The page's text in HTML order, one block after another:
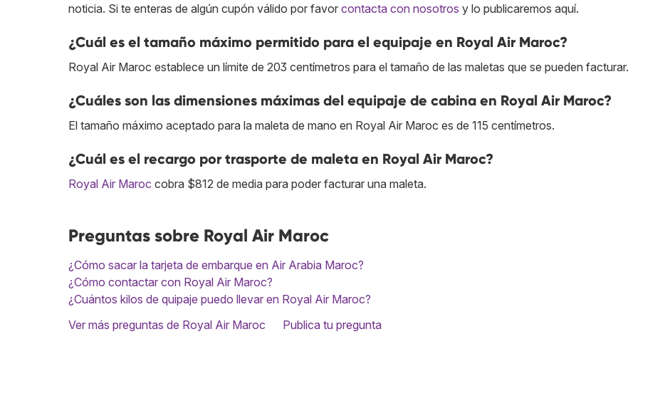
noticia. Si te enteras de algún cupón válido por favor contacta con nosotros y lo publicaremos aquí.
¿Cuál es el tamaño máximo permitido para el equipaje en Royal Air Maroc?
Royal Air Maroc establece un límite de 203 centímetros para el tamaño de las maletas que se pueden facturar.
¿Cuáles son las dimensiones máximas del equipaje de cabina en Royal Air Maroc?
El tamaño máximo aceptado para la maleta de mano en Royal Air Maroc es de 115 centímetros.
¿Cuál es el recargo por trasporte de maleta en Royal Air Maroc?
Royal Air Maroc cobra $812 de media para poder facturar una maleta.
Preguntas sobre Royal Air Maroc
¿Cómo sacar la tarjeta de embarque en Air Arabia Maroc?
¿Cómo contactar con Royal Air Maroc?
¿Cuántos kilos de quipaje puedo llevar en Royal Air Maroc?
Ver más preguntas de Royal Air Maroc
Publica tu pregunta